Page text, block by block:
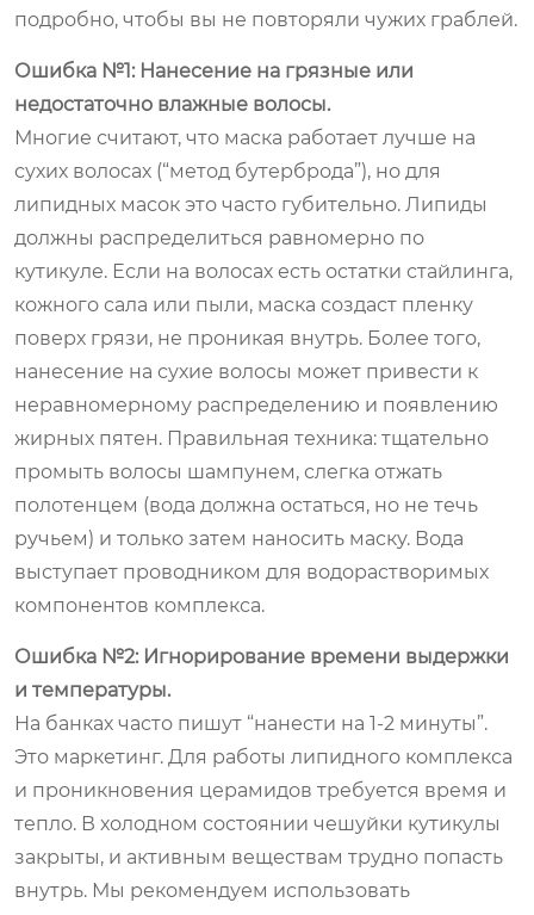
подробно, чтобы вы не повторяли чужих граблей.
Ошибка №1: Нанесение на грязные или
недостаточно влажные волосы.
Многие считают, что маска работает лучше на
сухих волосах (“метод бутерброда”), но для
липидных масок это часто губительно. Липиды
должны распределиться равномерно по
кутикуле. Если на волосах есть остатки стайлинга,
кожного сала или пыли, маска создаст пленку
поверх грязи, не проникая внутрь. Более того,
нанесение на сухие волосы может привести к
неравномерному распределению и появлению
жирных пятен. Правильная техника: тщательно
промыть волосы шампунем, слегка отжать
полотенцем (вода должна остаться, но не течь
ручьем) и только затем наносить маску. Вода
выступает проводником для водорастворимых
компонентов комплекса.
Ошибка №2: Игнорирование времени выдержки
и температуры.
На банках часто пишут “нанести на 1-2 минуты”.
Это маркетинг. Для работы липидного комплекса
и проникновения церамидов требуется время и
тепло. В холодном состоянии чешуйки кутикулы
закрыты, и активным веществам трудно попасть
внутрь. Мы рекомендуем использовать